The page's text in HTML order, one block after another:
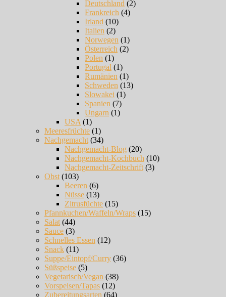
Deutschland (2)
Frankreich (4)
Irland (10)
Italien (2)
Norwegen (1)
Österreich (2)
Polen (1)
Portugal (1)
Rumänien (1)
Schweden (13)
Slowakei (1)
Spanien (7)
Ungarn (1)
USA (1)
Meeresfrüchte (1)
Nachgemacht (34)
Nachgemacht-Blog (20)
Nachgemacht-Kochbuch (10)
Nachgemacht-Zeitschrift (3)
Obst (103)
Beeren (6)
Nüsse (13)
Zitrusfüchte (15)
Pfannkuchen/Waffeln/Wraps (15)
Salat (44)
Sauce (3)
Schnelles Essen (12)
Snack (11)
Suppe/Eintopf/Curry (36)
Süßspeise (5)
Vegetarisch/Vegan (38)
Vorspeisen/Tapas (12)
Zubereitungsarten (64)